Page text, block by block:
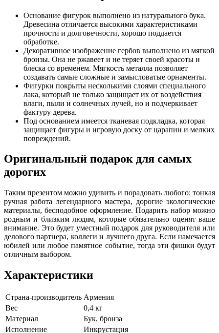
Основание фигурок выполнено из натурального бука.
Древесина отличается высокими характеристиками
прочности и долговечности, хорошо поддается
обработке.
Декоративное изображение гербов выполнено из мягкой
бронзы. Она не ржавеет и не теряет своей красоты и
блеска со временем. Мягкость металла позволяет
создавать самые сложные и замысловатые орнаменты.
Фигурки покрыты несколькими слоями специального
лака, который не только защищает их от воздействия
влаги, пыли и солнечных лучей, но и подчеркивает
фактуру дерева.
Под основанием имеется тканевая подкладка, которая
защищает фигуры и игровую доску от царапин и мелких
повреждений.
Оригинальный подарок для самых
дорогих
Таким презентом можно удивить и порадовать любого: тонкая
ручная работа легендарного мастера, дорогие экологические
материалы, бесподобное оформление. Подарить набор можно
родным и близким людям, которые обязательно оценят ваше
внимание. Это будет уместный подарок для руководителя или
делового партнера, коллеги и лучшего друга. Если намечается
юбилей или любое памятное событие, тогда эти фишки будут
отличным выбором.
Характеристики
Страна-производитель Армения
Вес
0,4 кг
Материал
Бук, бронза
Исполнение
Инкрустация